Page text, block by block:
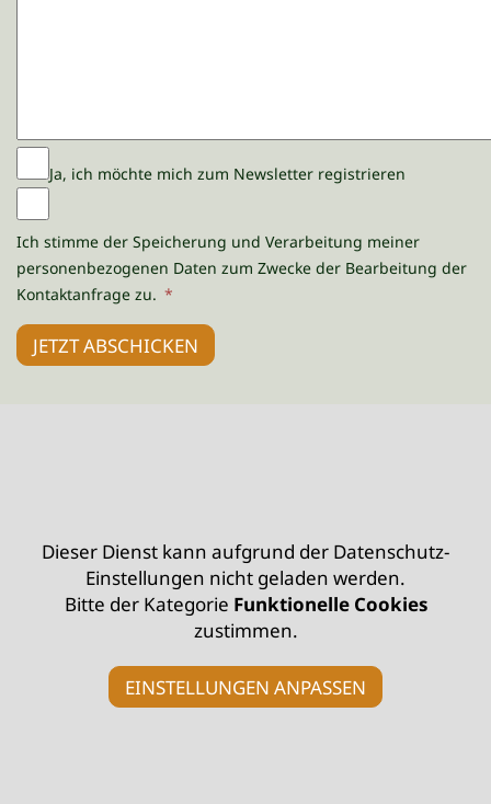
Ja, ich möchte mich zum Newsletter registrieren
Ich stimme der Speicherung und Verarbeitung meiner
personenbezogenen Daten zum Zwecke der Bearbeitung der
Kontaktanfrage zu. *
JETZT ABSCHICKEN
Dieser Dienst kann aufgrund der Datenschutz-
Einstellungen nicht geladen werden.
Bitte der Kategorie Funktionelle Cookies
zustimmen.
EINSTELLUNGEN ANPASSEN